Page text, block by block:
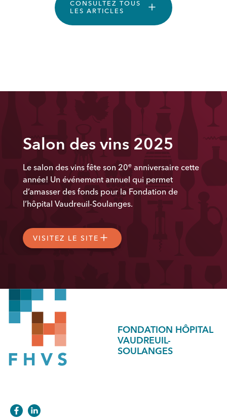
CONSULTEZ TOUS
LES ARTICLES
Salon des vins 2025
Le salon des vins fête son 20e anniversaire cette
année! Un événement annuel qui permet
d’amasser des fonds pour la Fondation de
l’hôpital Vaudreuil-Soulanges.
VISITEZ LE SITE
FONDATION HÔPITAL
VAUDREUIL-
SOULANGES